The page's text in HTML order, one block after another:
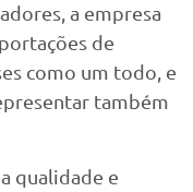
a empresa
de
como um todo, e
também
qualidade e